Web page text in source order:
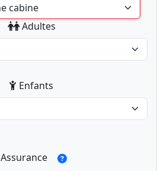
Adultes
Enfants
Assurance